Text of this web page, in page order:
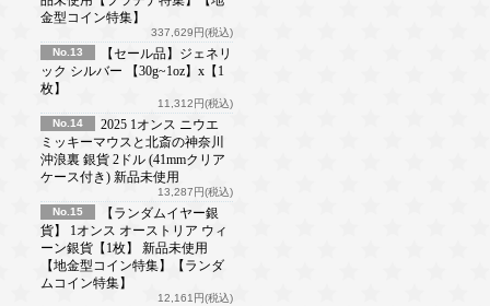
金型コイン特集】
337,629円(税込)
No.13
【セール品】ジェネリ
ック シルバー 【30g~1oz】x【1
枚】
11,312円(税込)
No.14
2025 1オンス ニウエ
ミッキーマウスと北斎の神奈川
沖浪裏 銀貨 2ドル (41mmクリア
ケース付き) 新品未使用
13,287円(税込)
No.15
【ランダムイヤー銀
貨】 1オンス オーストリア ウィ
ーン銀貨【1枚】 新品未使用
【地金型コイン特集】【ランダ
ムコイン特集】
12,161円(税込)